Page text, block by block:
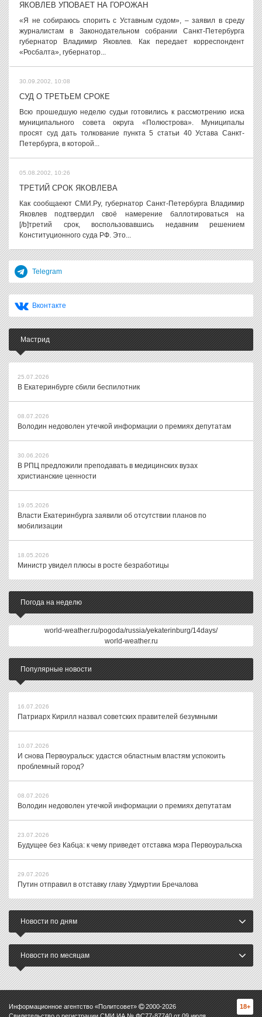
ЯКОВЛЕВ УПОВАЕТ НА ГОРОЖАН
«Я не собираюсь спорить с Уставным судом», – заявил в среду
журналистам в Законодательном собрании Санкт-Петербурга
губернатор Владимир Яковлев. Как передает корреспондент
«Росбалта», губернатор...
30.09.2002, 10:08
СУД О ТРЕТЬЕМ СРОКЕ
Всю прошедшую неделю судьи готовились к рассмотрению иска
муниципального совета округа «Полюстрова». Муниципалы
просят суд дать толкование пункта 5 статьи 40 Устава Санкт-
Петербурга, в которой...
05.08.2002, 10:26
ТРЕТИЙ СРОК ЯКОВЛЕВА
Как сообщаеют СМИ.Ру, губернатор Санкт-Петербурга Владимир
Яковлев подтвердил своё намерение баллотироваться на
[/b]третий срок, воспользовавшись недавним решением
Конституционного суда РФ. Это...
Telegram
Вконтакте
Мастрид
25.07.2026
В Екатеринбурге сбили беспилотник
08.07.2026
Володин недоволен утечкой информации о премиях депутатам
30.06.2026
В РПЦ предложили преподавать в медицинских вузах
христианские ценности
19.05.2026
Власти Екатеринбурга заявили об отсутствии планов по
мобилизации
18.05.2026
Министр увидел плюсы в росте безработицы
Погода на неделю
world-weather.ru/pogoda/russia/yekaterinburg/14days/
world-weather.ru
Популярные новости
16.07.2026
Патриарх Кирилл назвал советских правителей безумными
10.07.2026
И снова Первоуральск: удастся областным властям успокоить
проблемный город?
08.07.2026
Володин недоволен утечкой информации о премиях депутатам
23.07.2026
Будущее без Кабца: к чему приведет отставка мэра Первоуральска
29.07.2026
Путин отправил в отставку главу Удмуртии Бречалова
Новости по дням
Новости по месяцам
Информационное агентство «Политсовет» 2000-2026
18+